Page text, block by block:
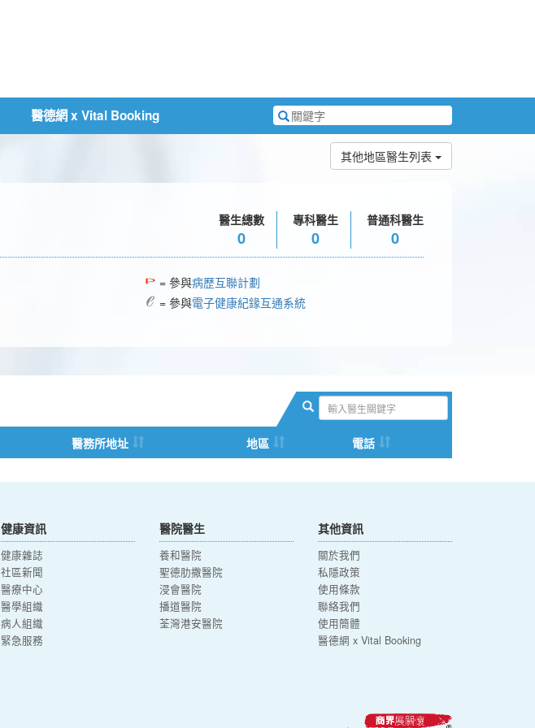
醫德網 x Vital Booking
搜
尋
其他地區醫生列表
醫生總數
0
專科醫生
0
普通科醫生
0
= 參與病歷互聯計劃
= 參與電子健康紀䤸互通系統
醫務所地址 地區 電話
健康資訊
健康雜誌
社區新聞
醫療中心
醫學組織
病人組織
緊急服務
醫院醫生
養和醫院
聖德肋撒醫院
浸會醫院
播道醫院
荃灣港安醫院
其他資訊
關於我們
私隱政策
使用條款
聯絡我們
使用簡體
醫德網 x Vital Booking